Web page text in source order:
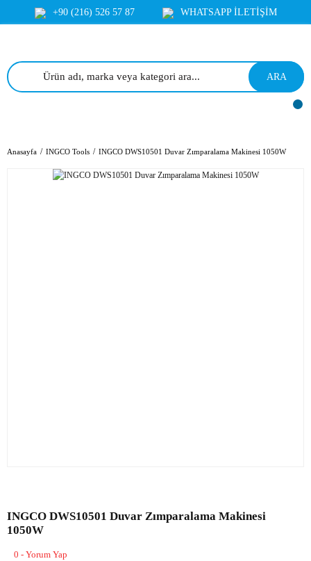
+90 (216) 526 57 87 WHATSAPP İLETİŞİM
ARA
Anasayfa INGCO Tools INGCO DWS10501 Duvar Zımparalama Makinesi 1050W
INGCO DWS10501 Duvar Zımparalama Makinesi
1050W
0 - Yorum Yap